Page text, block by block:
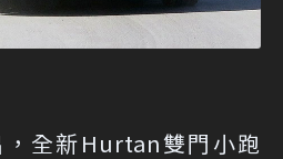
全新Hurtan雙門小跑